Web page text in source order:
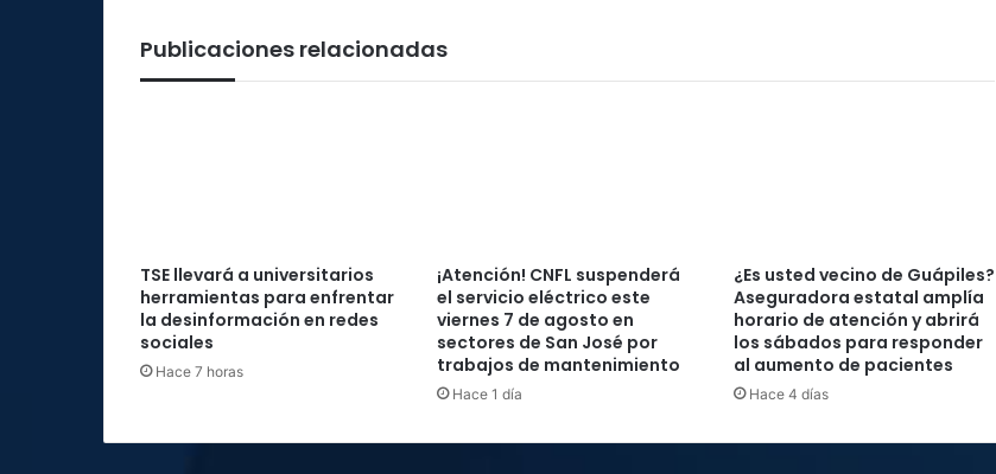
Publicaciones relacionadas
TSE llevará a universitarios
herramientas para enfrentar
la desinformación en redes
sociales
Hace 7 horas
¡Atención! CNFL suspenderá
el servicio eléctrico este
viernes 7 de agosto en
sectores de San José por
trabajos de mantenimiento
Hace 1 día
¿Es usted vecino de Guápiles?
Aseguradora estatal amplía
horario de atención y abrirá
los sábados para responder
al aumento de pacientes
Hace 4 días